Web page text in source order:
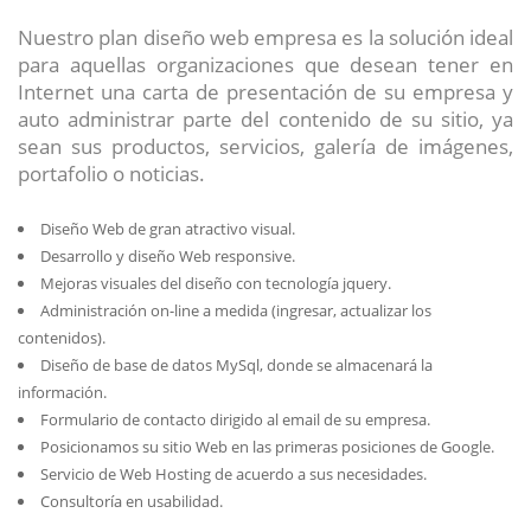
Nuestro plan diseño web empresa es la solución ideal
para aquellas organizaciones que desean tener en
Internet una carta de presentación de su empresa y
auto administrar parte del contenido de su sitio, ya
sean sus productos, servicios, galería de imágenes,
portafolio o noticias.
Diseño Web de gran atractivo visual.
Desarrollo y diseño Web responsive.
Mejoras visuales del diseño con tecnología jquery.
Administración on-line a medida (ingresar, actualizar los
contenidos).
Diseño de base de datos MySql, donde se almacenará la
información.
Formulario de contacto dirigido al email de su empresa.
Posicionamos su sitio Web en las primeras posiciones de Google.
Servicio de Web Hosting de acuerdo a sus necesidades.
Consultoría en usabilidad.